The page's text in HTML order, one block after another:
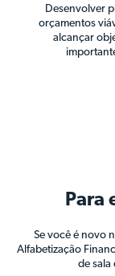
Desenvolver
orçamentos
alcançar
Para
Se você é novo
Alfabetização
de sala